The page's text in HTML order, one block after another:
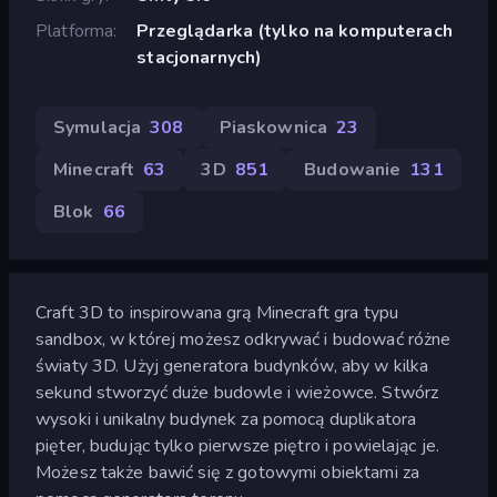
Platforma
Przeglądarka (tylko na komputerach
stacjonarnych)
Symulacja 308 Piaskownica 23
Minecraft 63 3D 851 Budowanie 131
Blok 66
Craft 3D to inspirowana grą Minecraft gra typu
sandbox, w której możesz odkrywać i budować różne
światy 3D. Użyj generatora budynków, aby w kilka
sekund stworzyć duże budowle i wieżowce. Stwórz
wysoki i unikalny budynek za pomocą duplikatora
pięter, budując tylko pierwsze piętro i powielając je.
Możesz także bawić się z gotowymi obiektami za